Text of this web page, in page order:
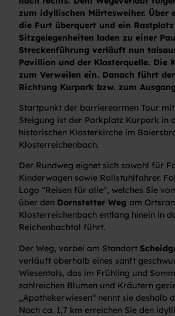
zum idyllischen Märtesweiher. Über
die Furt überquert und ein
Sitzgelegenheiten laden zu einer
Streckenführung verläuft nun
Pavillion und der Klosterquelle. Die
zum Verweilen ein. Danach führt
Richtung Kurpark bzw. zum
Startpunkt der barrierearmen Tour
Steigung ist der Parkplatz Kurpark in
historischen Klosterkirche im
Klosterreichenbach.
Der Rundweg eignet sich sowohl für
Kinderwagen sowie Rollstuhlfahrer.
Logo "Reisen für alle", welches Sie
über den Dornstetter Weg am
Klosterreichenbach entlang hinein in
Reichenbachtal führt.
Der Weg, vorbei am Standort
verläuft oberhalb eines sanft
Wiesentals, das im Frühling und
zahlreichen Blumen und Kräutern
„Apothekerwiesen“ nennt sie deshalb
Nach ca. 1,7 km erreichen Sie den